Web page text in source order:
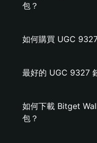
包？
如何購買 UGC
最好的 UGC 9327
如何下載 Bitget
包？